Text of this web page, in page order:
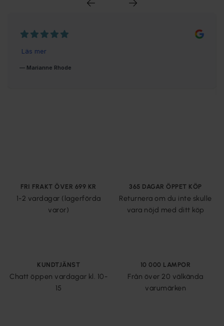
FRI FRAKT ÖVER 699 KR
1-2 vardagar (lagerförda
varor)
365 DAGAR ÖPPET KÖP
Returnera om du inte skulle
vara nöjd med ditt köp
KUNDTJÄNST
Chatt öppen vardagar kl. 10-
15
10 000 LAMPOR
Från över 20 välkända
varumärken